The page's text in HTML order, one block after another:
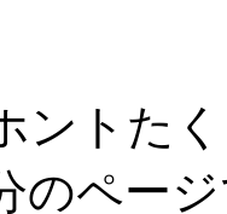
ントた
のペー